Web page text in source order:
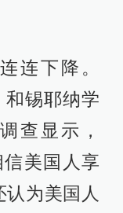
连下降。
锡耶纳学
查显示，
美国人享
为美国人